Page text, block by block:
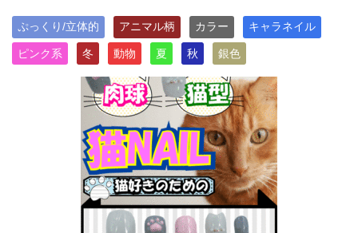
ぷっくり/立体的 アニマル柄 カラー キャラネイル
ピンク系 冬 動物 夏 秋 銀色